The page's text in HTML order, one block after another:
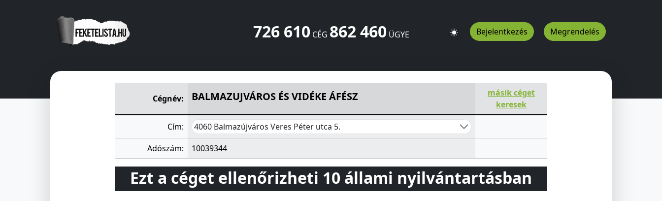
726 610CÉG 862 460ÜGYE Bejelentkezés Megrendelés
Cégnév:
BALMAZUJVÁROS ÉS VIDÉKE ÁFÉSZ
másik céget
keresek
Cím: 4060 Balmazújváros Veres Péter utca 5.
Adószám: 10039344
Ezt a céget ellenőrizheti 10 állami nyilvántartásban